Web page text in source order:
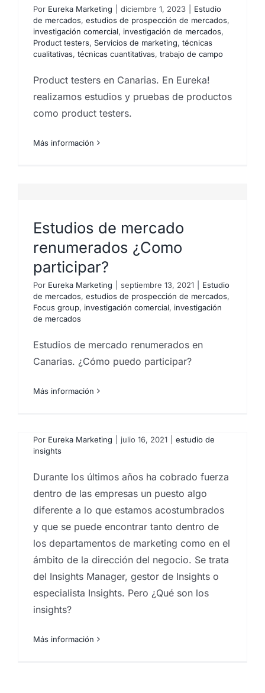
Por Eureka Marketing diciembre 1, 2023
Estudio
de mercados, estudios de prospección de mercados,
investigación comercial, investigación de mercados,
Product testers, Servicios de marketing, técnicas
cualitativas, técnicas cuantitativas, trabajo de campo
Product testers en Canarias. En Eureka!
realizamos estudios y pruebas de productos
como product testers.
Más información
Estudios de mercado
renumerados ¿Como
participar?
Por Eureka Marketing septiembre 13, 2021
Estudio
de mercados, estudios de prospección de mercados,
Focus group, investigación comercial, investigación
de mercados
Estudios de mercado renumerados en
Canarias. ¿Cómo puedo participar?
Más información
Por Eureka Marketing julio 16, 2021
estudio de
insights
Durante los últimos años ha cobrado fuerza
dentro de las empresas un puesto algo
diferente a lo que estamos acostumbrados
y que se puede encontrar tanto dentro de
los departamentos de marketing como en el
ámbito de la dirección del negocio. Se trata
del Insights Manager, gestor de Insights o
especialista Insights. Pero ¿Qué son los
insights?
Más información